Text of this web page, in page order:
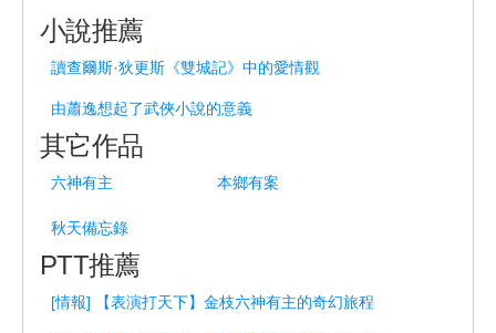
小說推薦
讀查爾斯·狄更斯《雙城記》中的愛情觀
由蕭逸想起了武俠小說的意義
其它作品
六神有主 本鄉有案
秋天備忘錄
PTT推薦
[情報] 【表演打天下】金枝六神有主的奇幻旅程